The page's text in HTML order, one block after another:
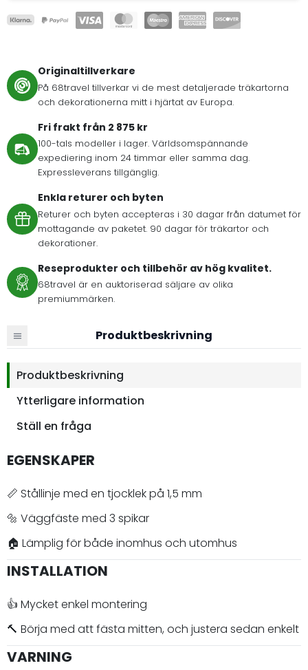
Originaltillverkare
På 68travel tillverkar vi de mest detaljerade träkartorna
och dekorationerna mitt i hjärtat av Europa.
Fri frakt från 2 875 kr
100-tals modeller i lager. Världsomspännande
expediering inom 24 timmar eller samma dag.
Expressleverans tillgänglig.
Enkla returer och byten
Returer och byten accepteras i 30 dagar från datumet för
mottagande av paketet. 90 dagar för träkartor och
dekorationer.
Reseprodukter och tillbehör av hög kvalitet.
68travel är en auktoriserad säljare av olika
premiummärken.
Produktbeskrivning
Produktbeskrivning
Ytterligare information
Ställ en fråga
EGENSKAPER
📏 Stållinje med en tjocklek på 1,5 mm
🔩 Väggfäste med 3 spikar
🏠 Lämplig för både inomhus och utomhus
INSTALLATION
👍 Mycket enkel montering
🔨 Börja med att fästa mitten, och justera sedan enkelt
VARNING